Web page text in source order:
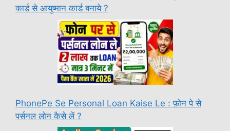
कार्ड से आयुष्मान कार्ड बनाये ?
PhonePe Se Personal Loan Kaise Le : फ़ोन पे से
पर्सनल लोन कैसे लें ?